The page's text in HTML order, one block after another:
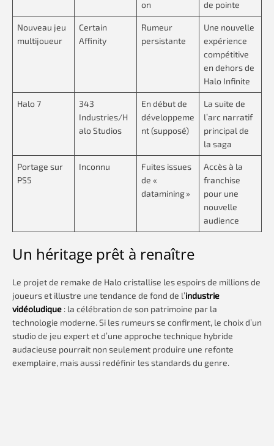
on de pointe
Nouveau jeu
multijoueur
Certain
Affinity
Rumeur
persistante
Une nouvelle
expérience
compétitive
en dehors de
Halo Infinite
Halo 7
343
Industries/H
alo Studios
En début de
développeme
nt (supposé)
La suite de
l’arc narratif
principal de
la saga
Portage sur
PS5
Inconnu
Fuites issues
de «
datamining »
Accès à la
franchise
pour une
nouvelle
audience
Un héritage prêt à renaître
Le projet de remake de Halo cristallise les espoirs de millions de
joueurs et illustre une tendance de fond de l’industrie
vidéoludique : la célébration de son patrimoine par la
technologie moderne. Si les rumeurs se confirment, le choix d’un
studio de jeu expert et d’une approche technique hybride
audacieuse pourrait non seulement produire une refonte
exemplaire, mais aussi redéfinir les standards du genre.